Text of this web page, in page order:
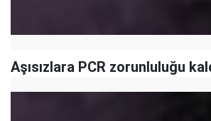
Aşısızlara PCR zorunluluğu